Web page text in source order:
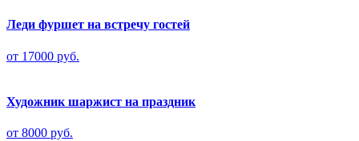
Леди фуршет на встречу гостей
от 17000 руб.
Художник шаржист на праздник
от 8000 руб.